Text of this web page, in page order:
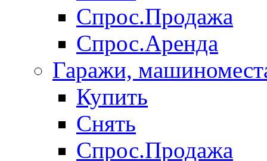
Спрос.Продажа
Спрос.Аренда
Гаражи,
Купить
Снять
Спрос.Продажа